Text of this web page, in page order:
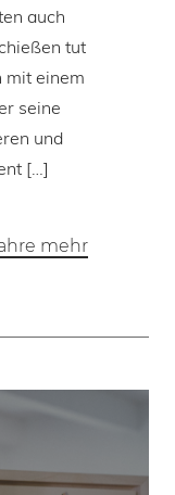
auch
tut
mit einem
seine
und
[…]
mehr